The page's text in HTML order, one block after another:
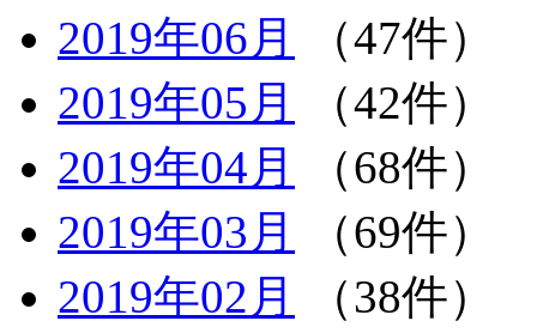
2019年06月
（47件）
2019年05月
（42件）
2019年04月
（68件）
2019年03月
（69件）
2019年02月
（38件）